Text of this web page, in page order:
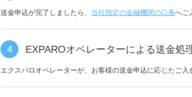
送金申込が完了しましたら、 当社指定の金融機関の口座へご
4 EXPAROオペレーターによる送金処
エクスパロオペレーターが、お客様の送金申込に応じたご